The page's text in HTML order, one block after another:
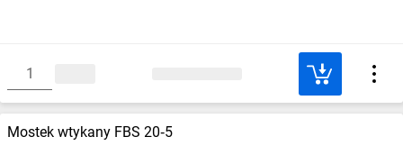
Mostek wtykany FBS 20‑5